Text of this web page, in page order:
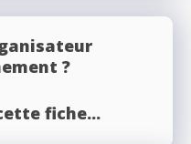
?
fiche...